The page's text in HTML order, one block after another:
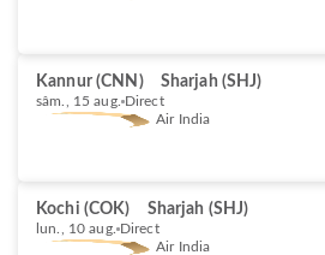
Kannur (CNN) Sharjah (SHJ)
sâm., 15 aug. Direct
Air India
Kochi (COK) Sharjah (SHJ)
lun., 10 aug. Direct
Air India